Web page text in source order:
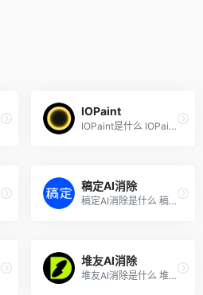
IOPaint
IOPaint是什么 IOPaint是一个...
稿定AI消除
稿定AI消除是什么 稿定AI消除...
堆友AI消除
堆友AI消除是什么 堆友AI消除...